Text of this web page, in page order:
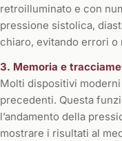
retroilluminato e con
pressione sistolica,
chiaro, evitando errori o
3. Memoria e
Molti dispositivi
precedenti. Questa
l’andamento della
mostrare i risultati al